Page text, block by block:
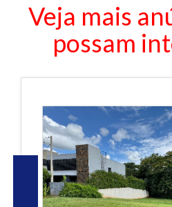
Veja mais
possam